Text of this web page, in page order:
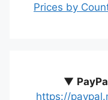
Prices by
▼
https://